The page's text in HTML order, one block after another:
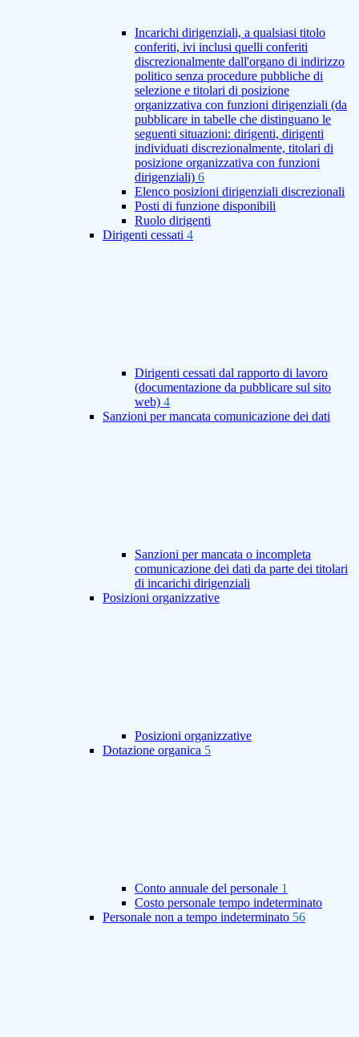
Incarichi dirigenziali, a qualsiasi titolo
conferiti, ivi inclusi quelli conferiti
discrezionalmente dall'organo di indirizzo
politico senza procedure pubbliche di
selezione e titolari di posizione
organizzativa con funzioni dirigenziali (da
pubblicare in tabelle che distinguano le
seguenti situazioni: dirigenti, dirigenti
individuati discrezionalmente, titolari di
posizione organizzativa con funzioni
dirigenziali) 6
Elenco posizioni dirigenziali discrezionali
Posti di funzione disponibili
Ruolo dirigenti
Dirigenti cessati 4
Dirigenti cessati dal rapporto di lavoro
(documentazione da pubblicare sul sito
web) 4
Sanzioni per mancata comunicazione dei dati
Sanzioni per mancata o incompleta
comunicazione dei dati da parte dei titolari
di incarichi dirigenziali
Posizioni organizzative
Posizioni organizzative
Dotazione organica 5
Conto annuale del personale 1
Costo personale tempo indeterminato
Personale non a tempo indeterminato 56